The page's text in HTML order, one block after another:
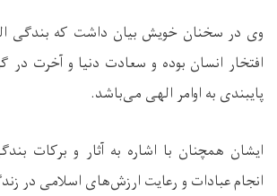
وی در سخنان خویش بیان داشت که بندگی
افتخار انسان بوده و سعادت دنیا و آخرت در
پایبندی به اوامر الهی می‌باشد.
ایشان همچنان با اشاره به آثار و برکات
انجام عبادات و رعایت ارزش‌های اسلامی در